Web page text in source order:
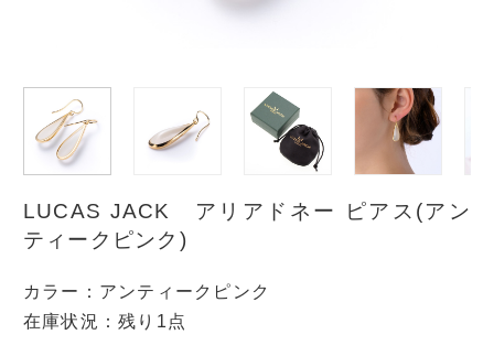
LUCAS JACK アリアドネー ピアス(アン
ティークピンク)
カラー ： アンティークピンク
在庫状況：残り1点